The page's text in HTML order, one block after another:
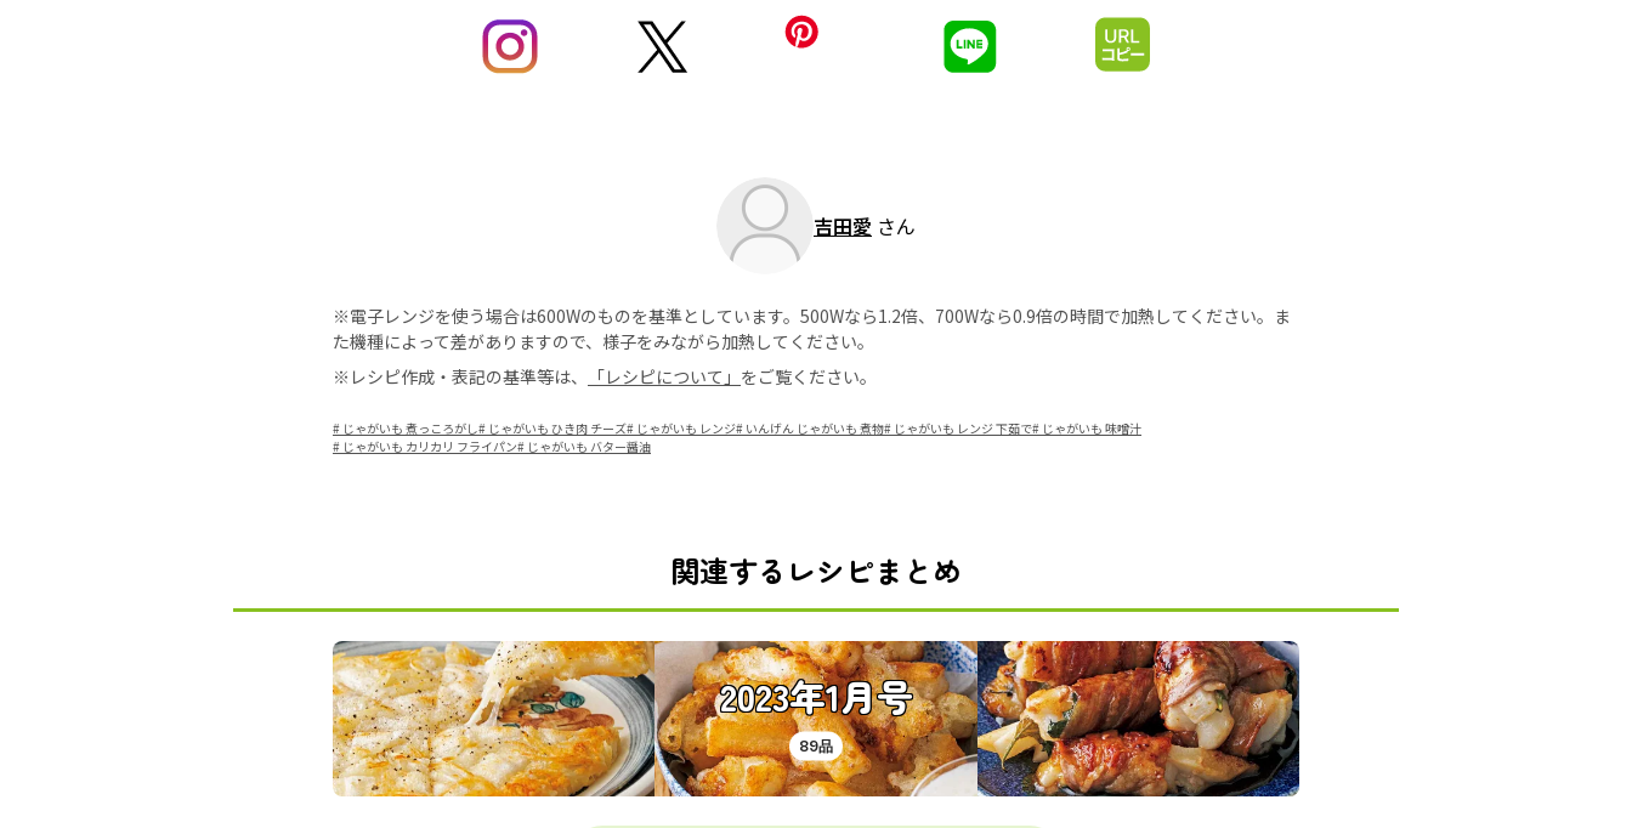
吉田愛 さん
※電子レンジを使う場合は600Wのものを基準としています。500Wなら1.2倍、700Wなら0.9倍の時間で加熱してください。ま
た機種によって差がありますので、様子をみながら加熱してください。
※レシピ作成・表記の基準等は、
「レシピについて」 をご覧ください。
# じゃがいも 煮っころがし# じゃがいも ひき肉 チーズ# じゃがいも レンジ# いんげん じゃがいも 煮物# じゃがいも レンジ 下茹で# じゃがいも 味噌汁
# じゃがいも カリカリ フライパン# じゃがいも バター醤油
関連するレシピまとめ
2023年1月号
89品